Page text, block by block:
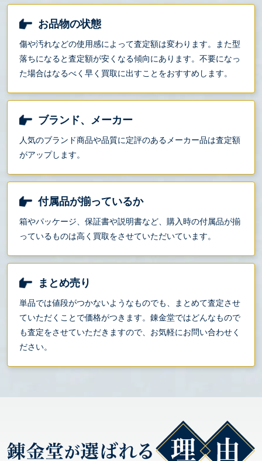
お品物の状態
傷や汚れなどの使用感によって査定額は変わります。また型
落ちになると査定額が安くなる傾向にあります。不要になっ
た場合はなるべく早く買取に出すことをおすすめします。
ブランド、メーカー
人気のブランド商品や品質に定評のあるメーカー品は査定額
がアップします。
付属品が揃っているか
箱やパッケージ、保証書や説明書など、購入時の付属品が揃
っているものは高く買取をさせていただいています。
まとめ売り
単品では値段がつかないようなものでも、まとめて査定させ
ていただくことで価格がつきます。錬金堂ではどんなもので
も査定をさせていただきますので、お気軽にお問い合わせく
ださい。